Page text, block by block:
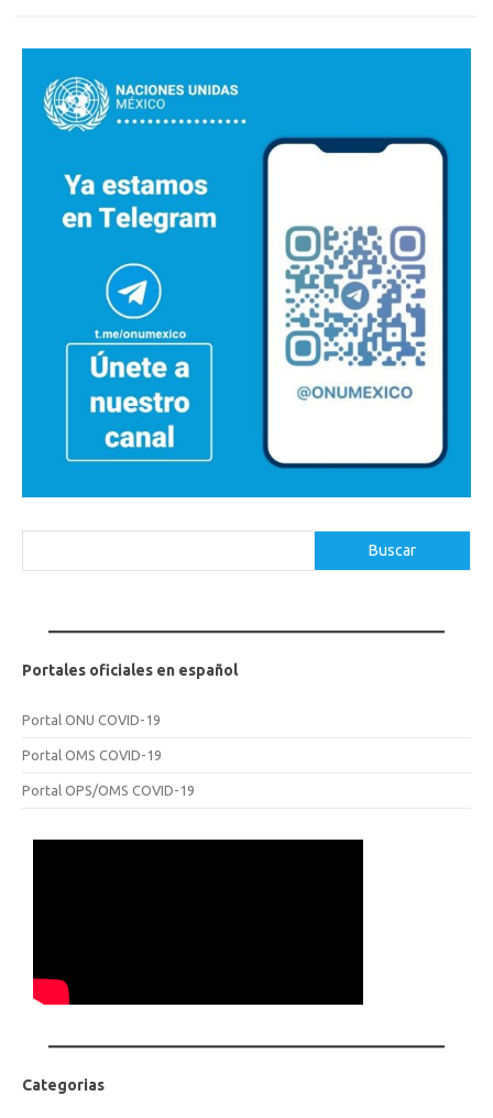
Buscar
Portales oficiales en español
Portal ONU COVID-19
Portal OMS COVID-19
Portal OPS/OMS COVID-19
Categorias